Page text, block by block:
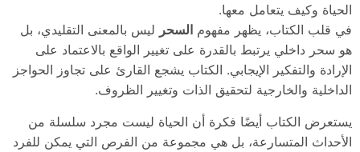
الحياة وكيف يتعامل معها.
في قلب الكتاب، يظهر مفهوم السحر ليس بالمعنى التقليدي، بل
هو سحر داخلي يرتبط بالقدرة على تغيير الواقع بالاعتماد على
الإرادة والتفكير الإيجابي. الكتاب يشجع القارئ على تجاوز الحواجز
الداخلية والخارجية لتحقيق الذات وتغيير الظروف.
يستعرض الكتاب أيضًا فكرة أن الحياة ليست مجرد سلسلة من
الأحداث المتسارعة، بل هي مجموعة من الفرص التي يمكن للفرد